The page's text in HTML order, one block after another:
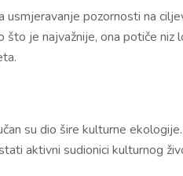
pozornosti na
je najvažnije, ona potiče
su dio šire kulturne
aktivni sudionici kulturnog